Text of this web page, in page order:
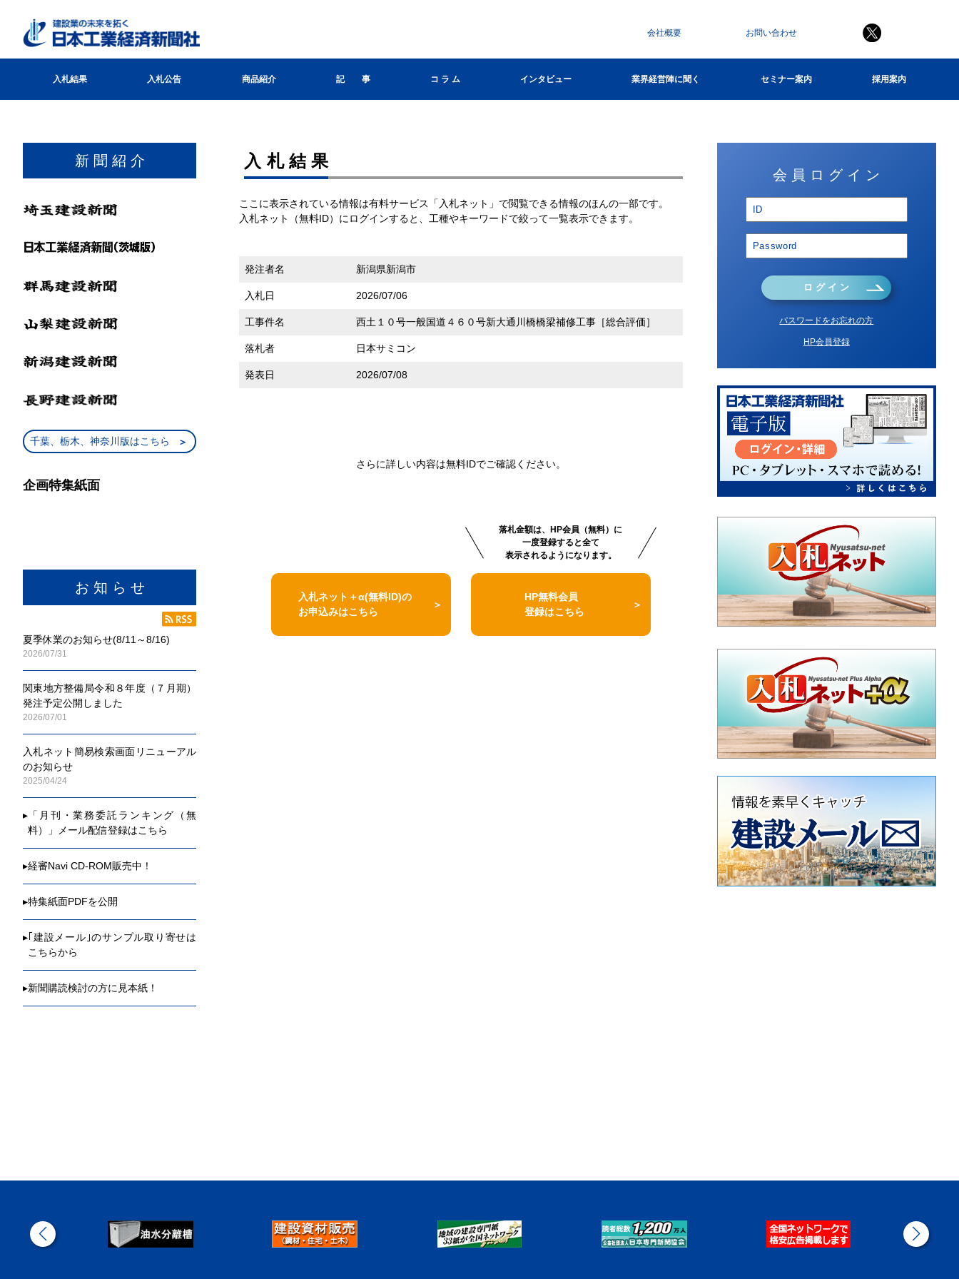
会社概要 お問い合わせ
入札結果 入札公告 商品紹介 記 事 コ ラ ム インタビュー 業界経営陣に聞く セミナー案内 採用案内
新 聞 紹 介
千葉、栃木、神奈川版はこちら
企画特集紙面
お 知 ら せ
夏季休業のお知らせ(8/11～8/16)
2026/07/31
関東地方整備局令和８年度（７月期）
発注予定公開しました
2026/07/01
入札ネット簡易検索画面リニューアル
のお知らせ
2025/04/24
▸ 「月刊・業務委託ランキング（無
料）」メール配信登録はこちら
▸経審Navi CD-ROM販売中！
▸特集紙面PDFを公開
▸ ｢建設メール｣のサンプル取り寄せは
こちらから
▸新聞購読検討の方に見本紙！
⼊札結果
ここに表示されている情報は有料サービス「入札ネット」で閲覧できる情報のほんの一部です。
入札ネット（無料ID）にログインすると、工種やキーワードで絞って一覧表示できます。
発注者名 新潟県新潟市
入札日 2026/07/06
工事件名 西土１０号一般国道４６０号新大通川橋橋梁補修工事［総合評価］
落札者 日本サミコン
発表日 2026/07/08
さらに詳しい内容は無料IDでご確認ください。
入札ネット＋α(無料ID)の
お申込みはこちら
落札金額は、HP会員（無料）に
一度登録すると全て
表示されるようになります。
HP無料会員
登録はこちら
会 員 ロ グ イ ン
ロ グ イ ン
パスワードをお忘れの方
HP会員登録